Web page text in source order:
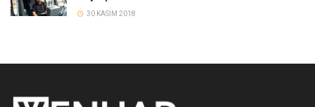
30 KASIM 2018